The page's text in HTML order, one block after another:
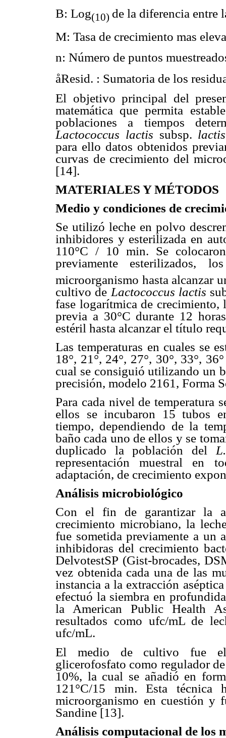
B: Log(10) de la diferencia entre
M: Tasa de crecimiento mas
n: Número de puntos
åResid. : Sumatoria de los
El objetivo principal del
matemática que permita
poblaciones a tiempos
Lactococcus lactis subsp. lactis
para ello datos obtenidos
curvas de crecimiento del
[14].
MATERIALES Y MÉTODOS
Medio y condiciones de
Se utilizó leche en polvo
inhibidores y esterilizada en
110°C / 10 min. Se
previamente esterilizados,
microorganismo hasta alcanzar
cultivo de Lactococcus lactis
fase logarítmica de
previa a 30°C durante 12
estéril hasta alcanzar el título
Las temperaturas en cuales se
18°, 21°, 24°, 27°, 30°, 33°,
cual se consiguió utilizando un
precisión, modelo 2161, Forma
Para cada nivel de temperatura
ellos se incubaron 15 tubos
tiempo, dependiendo de la
baño cada uno de ellos y se
duplicado la población del
representación muestral en
adaptación, de crecimiento
Análisis microbiológico
Con el fin de garantizar la
crecimiento microbiano, la
fue sometida previamente a un
inhibidoras del crecimiento
DelvotestSP (Gist-brocades,
vez obtenida cada una de las
instancia a la extracción
efectuó la siembra en
la American Public Health
resultados como ufc/mL de
ufc/mL.
El medio de cultivo fue el
glicerofosfato como regulador
10%, la cual se añadió en
121°C/15 min. Esta técnica
microorganismo en cuestión y
Sandine [13].
Análisis computacional de los